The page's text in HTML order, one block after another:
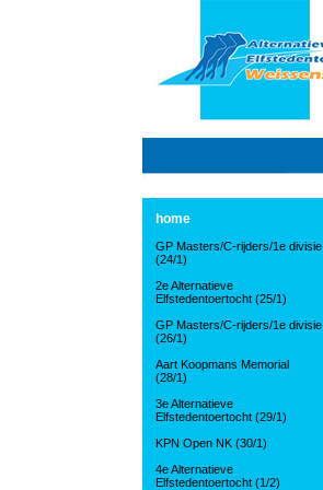
home
GP Masters/C-rijders/1e divisie
(24/1)
2e Alternatieve
Elfstedentoertocht (25/1)
GP Masters/C-rijders/1e divisie
(26/1)
Aart Koopmans Memorial
(28/1)
3e Alternatieve
Elfstedentoertocht (29/1)
KPN Open NK (30/1)
4e Alternatieve
Elfstedentoertocht (1/2)